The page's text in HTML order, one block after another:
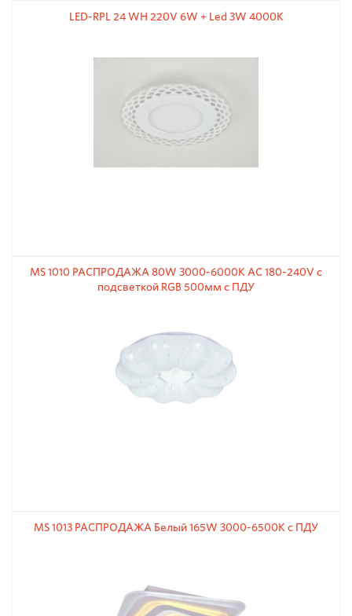
LED-RPL 24 WH 220V 6W + Led 3W 4000K
MS 1010 РАСПРОДАЖА 80W 3000-6000К АС 180-240V с
подсветкой RGB 500мм с ПДУ
MS 1013 РАСПРОДАЖА Белый 165W 3000-6500К с ПДУ